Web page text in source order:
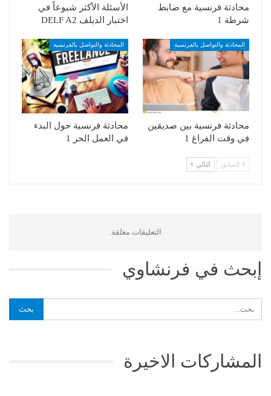
محادثة فرنسية مع ضابط
شرطة 1
الأسئلة الأكثر شيوعاً في
اختبار الديلف DELF A2
المحادثة والتواصل بالفرنسية
محادثة فرنسية بين صديقين
في وقت الفراغ 1
المحادثة والتواصل بالفرنسية
محادثة فرنسية حول البدء
في العمل الحر 1
السابق التالي
التعليقات مغلقة.
إبحث في فرنشاوي
المشاركات الاخيرة